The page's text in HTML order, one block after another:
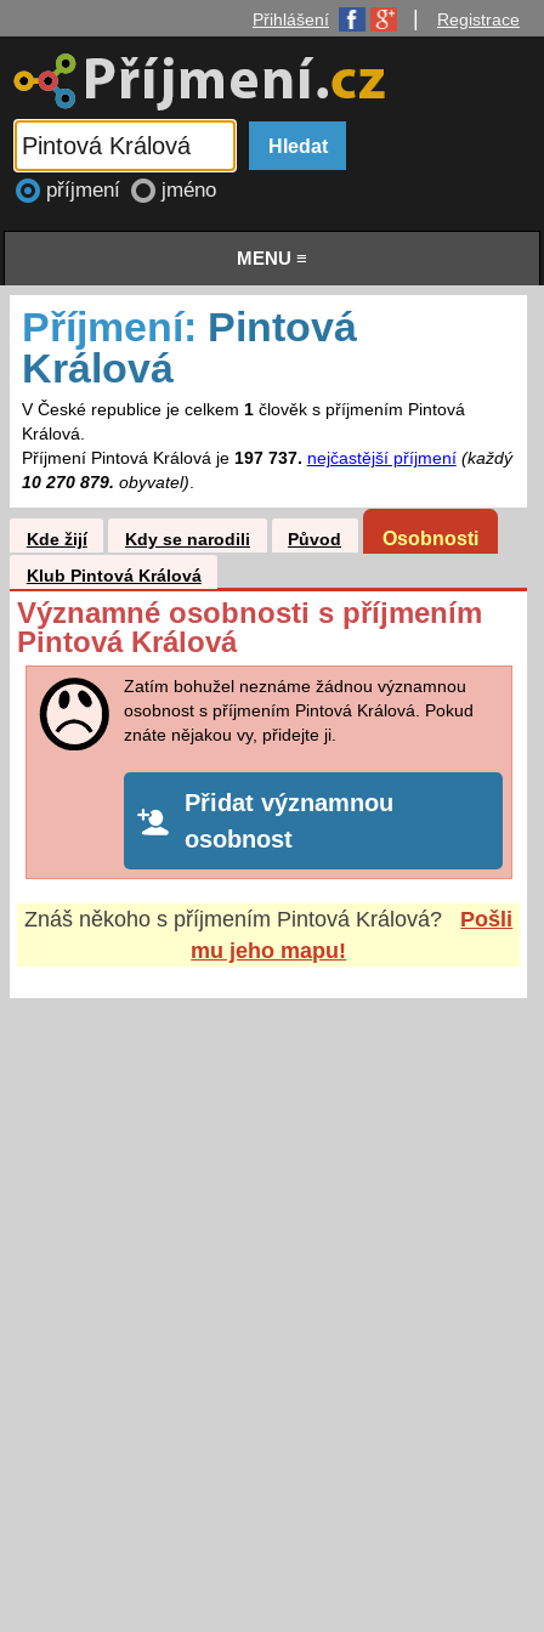
Přihlášení Registrace
příjmení jméno
MENU ≡
Příjmení: Pintová
Králová
V České republice je celkem 1člověk s příjmením Pintová
Králová.
Příjmení Pintová Králová je 197 737. nejčastější příjmení (každý
10 270 879. obyvatel).
Kde žijí Kdy se narodili Původ Osobnosti
Klub Pintová Králová
Významné osobnosti s příjmením
Pintová Králová
Zatím bohužel neznáme žádnou významnou
osobnost s příjmením Pintová Králová. Pokud
znáte nějakou vy, přidejte ji.
Přidat významnou
osobnost
Znáš někoho s příjmením Pintová Králová?
Pošli
mu jeho mapu!